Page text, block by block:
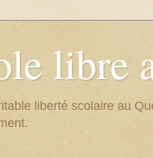
libre
liberté scolaire au